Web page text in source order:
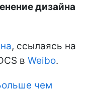
дизайна
, ссылаясь на
в Weibo.
чем